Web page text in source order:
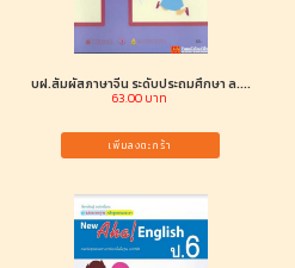
บฝ.สัมผัสภาษาจีน ระดับประถมศึกษา ล....
63.00 บาท
เพิ่มลงตะกร้า